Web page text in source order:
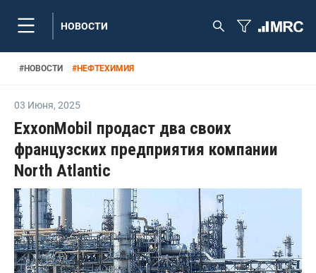
НОВОСТИ
#НОВОСТИ #НЕФТЕХИМИЯ
03 Июня, 2025
ExxonMobil продаст два своих
французских предприятия компании
North Atlantic